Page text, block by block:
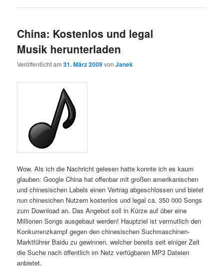
China: Kostenlos und legal
Musik herunterladen
Veröffentlicht am31. März 2009vonJanek
Wow. Als ich die Nachricht gelesen hatte konnte ich es kaum
glauben: Google China hat offenbar mit großen amerikanischen
und chinesischen Labels einen Vertrag abgeschlossen und bietet
nun chinesichen Nutzern kostenlos und legal ca. 350 000 Songs
zum Download an. Das Angebot soll in Kürze auf über eine
Millionen Songs ausgebaut werden! Hauptziel ist vermutlich den
Konkurrenzkampf gegen den chinesischen Suchmaschinen-
Marktführer Baidu zu gewinnen, welcher bereits seit einiger Zeit
die Suche nach öffentlich im Netz verfügbaren MP3 Dateien
anbietet.